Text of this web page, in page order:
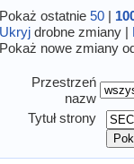
Pokaż ostatnie50 |
Ukryj drobne zmiany |
Pokaż nowe zmiany
Przestrzeń
nazw
Tytuł strony